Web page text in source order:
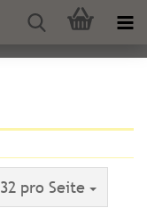
32 pro Seite
pro Seite